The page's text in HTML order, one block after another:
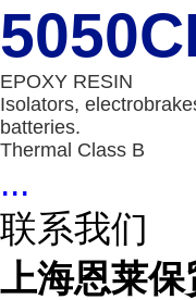
EPOXY RESIN
Isolators,
batteries.
Thermal Class B
...
联系我们
上海恩莱保